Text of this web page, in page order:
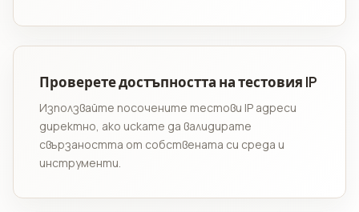
Проверете достъпността на тестовия IP
Използвайте посочените тестови IP адреси
директно, ако искате да валидирате
свързаността от собствената си среда и
инструменти.